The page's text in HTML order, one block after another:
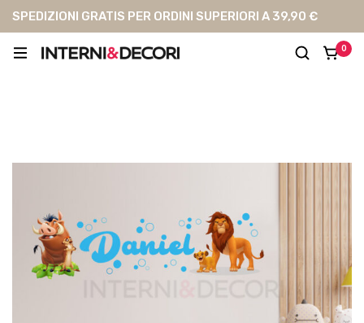
SPEDIZIONI GRATIS PER ORDINI SUPERIORI A 39,90 €
0